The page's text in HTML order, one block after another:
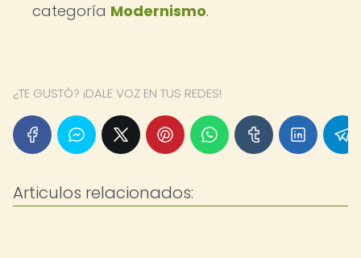
categoría Modernismo.
¿TE GUSTÓ? ¡DALE VOZ EN TUS REDES!
Articulos relacionados: